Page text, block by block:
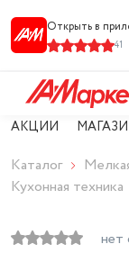
Открыть в
41
АКЦИИ
Каталог
Кухонная техника
нет